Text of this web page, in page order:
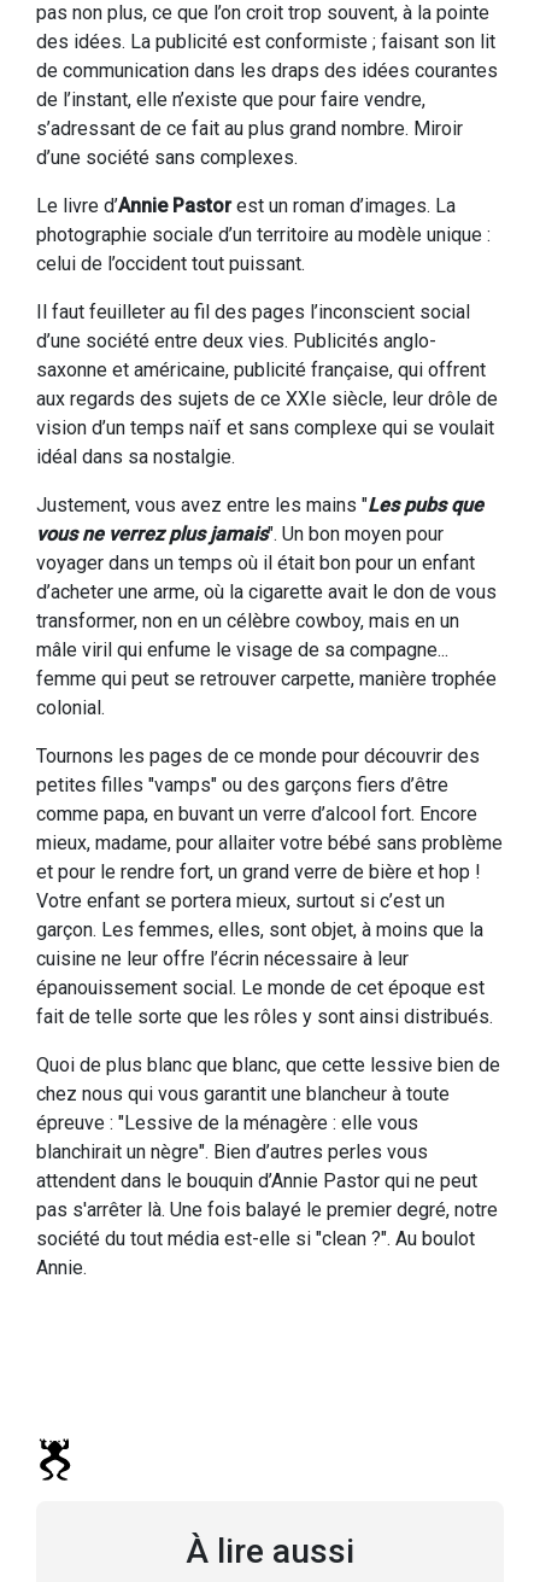
pas non plus, ce que l’on croit trop souvent, à la pointe
des idées. La publicité est conformiste ; faisant son lit
de communication dans les draps des idées courantes
de l’instant, elle n’existe que pour faire vendre,
s’adressant de ce fait au plus grand nombre. Miroir
d’une société sans complexes.
Le livre d’Annie Pastorest un roman d’images. La
photographie sociale d’un territoire au modèle unique :
celui de l’occident tout puissant.
Il faut feuilleter au fil des pages l’inconscient social
d’une société entre deux vies. Publicités anglo-
saxonne et américaine, publicité française, qui offrent
aux regards des sujets de ce XXIe siècle, leur drôle de
vision d’un temps naïf et sans complexe qui se voulait
idéal dans sa nostalgie.
Justement, vous avez entre les mains "Les pubs que
vous ne verrez plus jamais". Un bon moyen pour
voyager dans un temps où il était bon pour un enfant
d’acheter une arme, où la cigarette avait le don de vous
transformer, non en un célèbre cowboy, mais en un
mâle viril qui enfume le visage de sa compagne...
femme qui peut se retrouver carpette, manière trophée
colonial.
Tournons les pages de ce monde pour découvrir des
petites filles "vamps" ou des garçons fiers d’être
comme papa, en buvant un verre d’alcool fort. Encore
mieux, madame, pour allaiter votre bébé sans problème
et pour le rendre fort, un grand verre de bière et hop !
Votre enfant se portera mieux, surtout si c’est un
garçon. Les femmes, elles, sont objet, à moins que la
cuisine ne leur offre l’écrin nécessaire à leur
épanouissement social. Le monde de cet époque est
fait de telle sorte que les rôles y sont ainsi distribués.
Quoi de plus blanc que blanc, que cette lessive bien de
chez nous qui vous garantit une blancheur à toute
épreuve : "Lessive de la ménagère : elle vous
blanchirait un nègre". Bien d’autres perles vous
attendent dans le bouquin d’Annie Pastor qui ne peut
pas s'arrêter là. Une fois balayé le premier degré, notre
société du tout média est-elle si "clean ?". Au boulot
Annie.
À lire aussi